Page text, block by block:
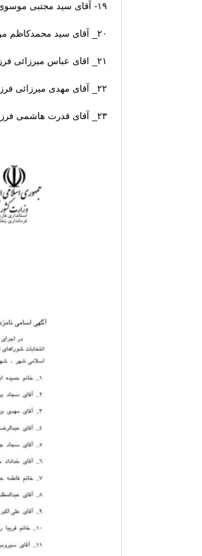
١٩- آقاى سيد مجتبى موسوى فرزند سيديونسعلى كد نامزد ٣٨
٢٠_ آقاى سيد محمدكاظم موسوی فرزند سيدابراهيم كد نامزد ٣٩
٢١_ اقاى عباس ميرزائى فرزند خانباز كد نامزد ٤١
٢٢_ آقاى مهدى ميرزائى فرزند سادات كد نامزد ٤٢
٢٣_ آقاى قدرت هاشمى فرزند غلامعباس كد نامزد ٤٣